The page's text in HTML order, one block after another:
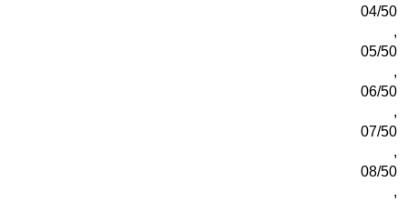
04/50
,
05/50
,
06/50
,
07/50
,
08/50
,